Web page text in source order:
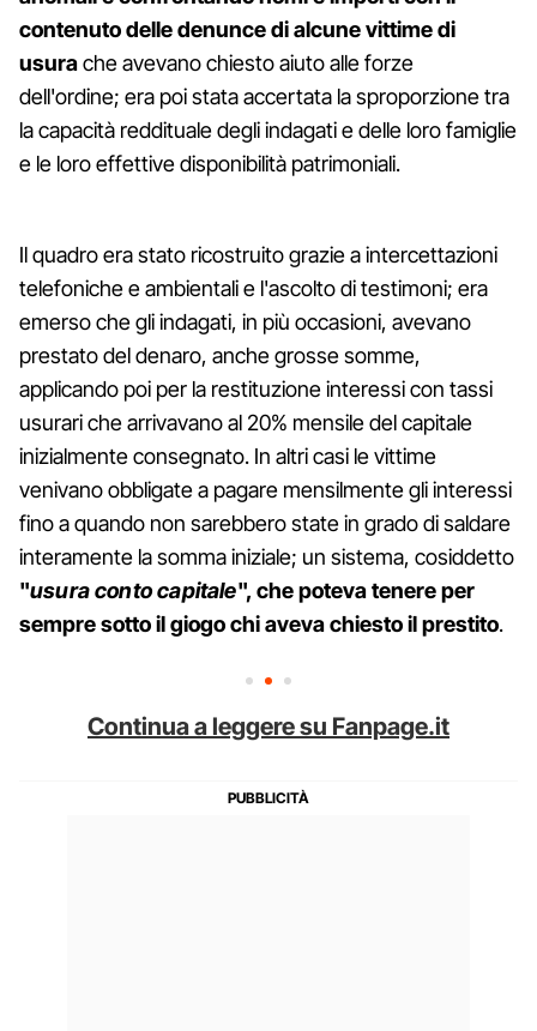
contenuto delle denunce di alcune vittime di
usurache avevano chiesto aiuto alle forze
dell'ordine; era poi stata accertata la sproporzione tra
la capacità reddituale degli indagati e delle loro famiglie
e le loro effettive disponibilità patrimoniali.
Il quadro era stato ricostruito grazie a intercettazioni
telefoniche e ambientali e l'ascolto di testimoni; era
emerso che gli indagati, in più occasioni, avevano
prestato del denaro, anche grosse somme,
applicando poi per la restituzione interessi con tassi
usurari che arrivavano al 20% mensile del capitale
inizialmente consegnato. In altri casi le vittime
venivano obbligate a pagare mensilmente gli interessi
fino a quando non sarebbero state in grado di saldare
interamente la somma iniziale; un sistema, cosiddetto
"usura conto capitale", che poteva tenere per
sempre sotto il giogo chi aveva chiesto il prestito.
Continua a leggere su Fanpage.it